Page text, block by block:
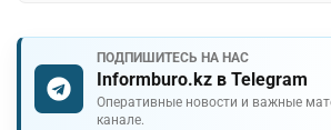
ПОДПИШИТЕСЬ НА НАС
Informburo.kz в Telegram
Оперативные новости и важные
канале.